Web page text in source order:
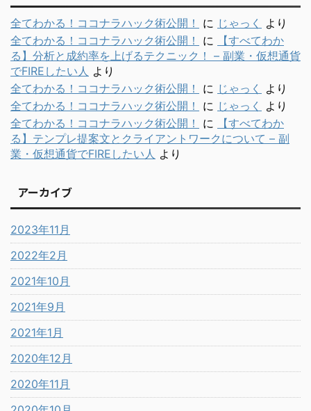
全てわかる！ココナラハック術公開！ に じゃっく
より
全てわかる！ココナラハック術公開！
に
【すべてわか
る】分析と成約率を上げるテクニック！ – 副業・仮想通貨
でFIREしたい人 より
全てわかる！ココナラハック術公開！
に じゃっく
より
全てわかる！ココナラハック術公開！
に じゃっく
より
全てわかる！ココナラハック術公開！
に
【すべてわか
る】テンプレ提案文とクライアントワークについて – 副
業・仮想通貨でFIREしたい人 より
アーカイブ
2023年11月
2022年2月
2021年10月
2021年9月
2021年1月
2020年12月
2020年11月